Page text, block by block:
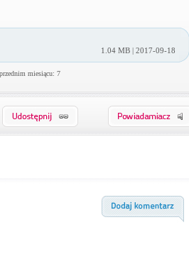
1.04 MB | 2017-09-18
miesiącu: 7